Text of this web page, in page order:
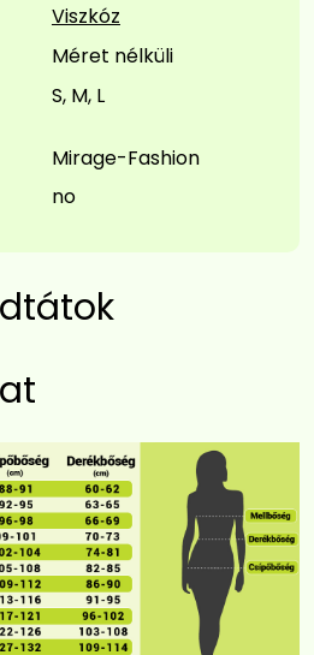
Viszkóz
Méret nélküli
S, M, L
Mirage-Fashion
no